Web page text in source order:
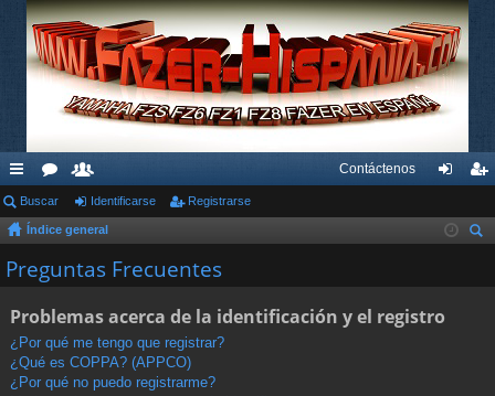
nl
ac
es
do
or
os
su
ari
os
Contáctenos
nti ist
Buscar Identificarse Registrarse
Índice general
Preguntas Frecuentes
Problemas acerca de la identificación y el registro
¿Por qué me tengo que registrar?
¿Qué es COPPA? (APPCO)
¿Por qué no puedo registrarme?